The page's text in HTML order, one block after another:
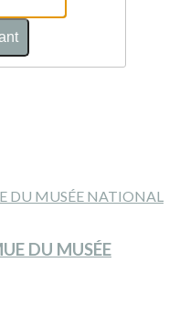
DU MUSÉE